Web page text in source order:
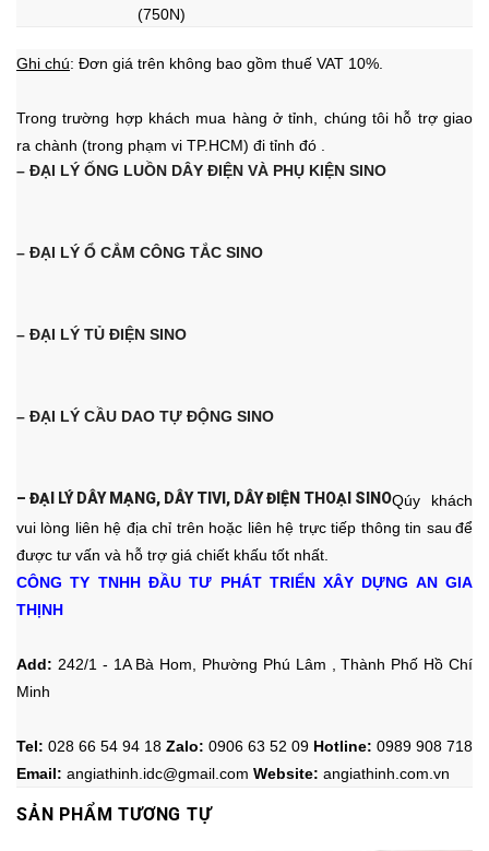
(750N)
Ghi chú: Đơn giá trên không bao gồm thuế VAT 10%.
Trong trường hợp khách mua hàng ở tỉnh, chúng tôi hỗ trợ giao
ra chành (trong phạm vi TP.HCM) đi tỉnh đó .
– ĐẠI LÝ ỐNG LUỒN DÂY ĐIỆN VÀ PHỤ KIỆN SINO
– ĐẠI LÝ Ổ CẮM CÔNG TẮC SINO
– ĐẠI LÝ TỦ ĐIỆN SINO
– ĐẠI LÝ CẦU DAO TỰ ĐỘNG SINO
– ĐẠI LÝ DÂY MẠNG, DÂY T IVI, DÂY ĐIỆN THOẠI SINOQúy khách
vui lòng liên hệ địa chỉ trên hoặc liên hệ trực tiếp thông tin sau để
được tư vấn và hỗ trợ giá chiết khấu tốt nhất.
CÔNG TY TNHH ĐẦU TƯ PHÁT TRIỂN XÂY DỰNG AN GIA
THỊNH
Add: 242/1 - 1A Bà Hom, Phường Phú Lâm , Thành Phố Hồ Chí
Minh
Tel: 028 66 54 94 18 Zalo: 0906 63 52 09 Hotline: 0989 908 718
Email: angiathinh.idc@gmail.com Website: angiathinh.com.vn
SẢN PHẨM TƯƠNG TỰ